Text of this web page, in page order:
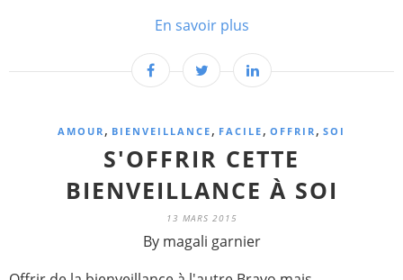
En savoir plus
AMOUR, BIENVEILLANCE, FACILE, OFFRIR, SOI
S'OFFRIR CETTE
BIENVEILLANCE À SOI
13 MARS 2015
By magali garnier